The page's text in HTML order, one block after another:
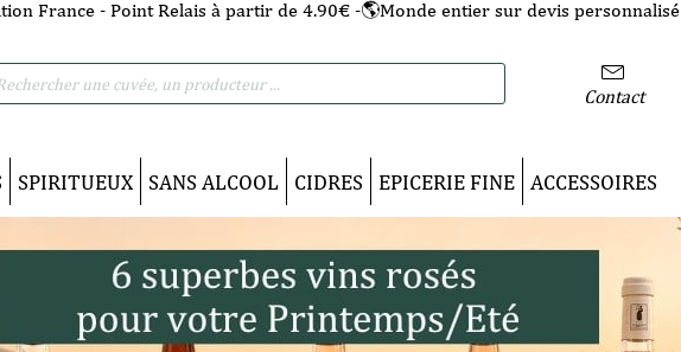
France - Point Relais à partir de 4.90€ -🌎Monde entier sur devis personnalisé
Contact
SPIRITUEUX SANS ALCOOL CIDRES EPICERIE FINE ACCESSOIRES